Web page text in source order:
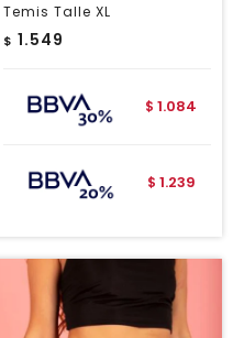
Temis Talle XL
$ 1.549
$ 1.084
$ 1.239